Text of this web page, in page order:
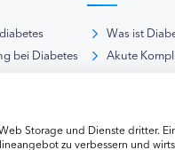
bei Diabetes
Was ist
Akute
Therapie
Storage und Dienste dritter.
zu verbessern und